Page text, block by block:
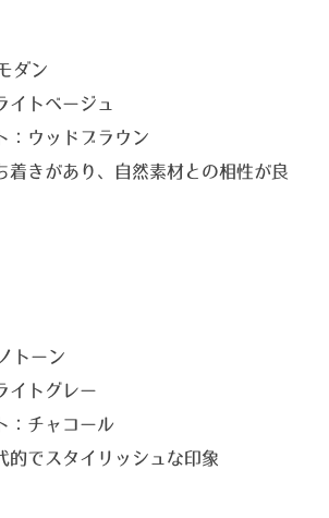
ダン
イトベージュ
：ウッドブラウン
着きがあり、自然素材との相性が良
トーン
イトグレー
：チャコール
的でスタイリッシュな印象